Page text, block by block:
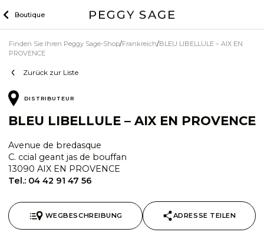
Inhalt
Boutique
Zurück zur Liste
Finden Sie Ihren Peggy Sage-Shop Frankreich BLEU LIBELLULE – AIX EN
PROVENCE
DISTRIBUTEUR
BLEU LIBELLULE – AIX EN PROVENCE
Avenue de bredasque
C. ccial geant jas de bouffan
13090 AIX EN PROVENCE
Tel.: 04 42 91 47 56
WEGBESCHREIBUNG ADRESSE TEILEN